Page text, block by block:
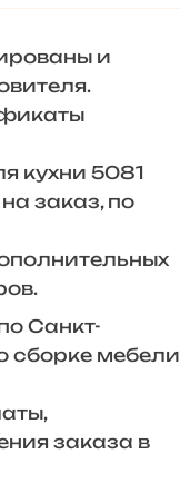
и
кухни 5081
заказ, по
Санкт-
сборке мебели
заказа в